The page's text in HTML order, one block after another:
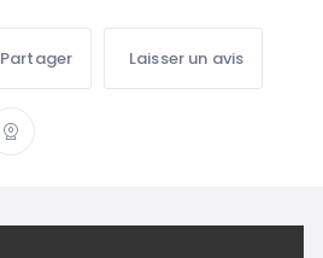
Partager Laisser un avis